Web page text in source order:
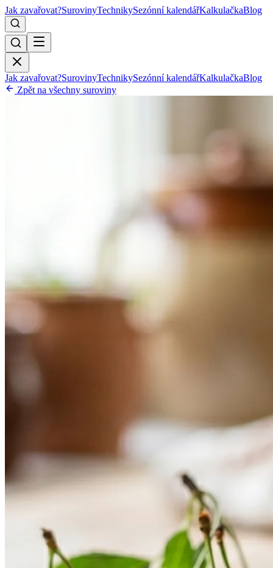
Jak zavařovat?SurovinyTechnikySezónní kalendářKalkulačkaBlog
Jak zavařovat?SurovinyTechnikySezónní kalendářKalkulačkaBlog
Zpět na všechny suroviny